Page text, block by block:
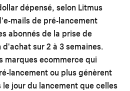
dépensé, selon Litmus
mails de pré-lancement
abonnés de la prise de
sur 2 à 3 semaines.
marques ecommerce qui
lancement ou plus génèrent
jour du lancement que celles